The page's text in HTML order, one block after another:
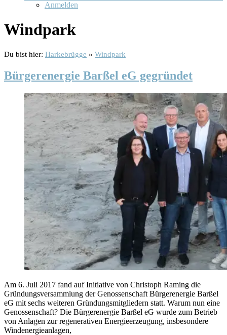
Anmelden
Windpark
Du bist hier: Harkebrügge » Windpark
Bürgerenergie Barßel eG gegründet
Am 6. Juli 2017 fand auf Initiative von Christoph Raming die
Gründungsversammlung der Genossenschaft Bürgerenergie Barßel
eG mit sechs weiteren Gründungsmitgliedern statt. Warum nun eine
Genossenschaft? Die Bürgerenergie Barßel eG wurde zum Betrieb
von Anlagen zur regenerativen Energieerzeugung, insbesondere
Windenergieanlagen,